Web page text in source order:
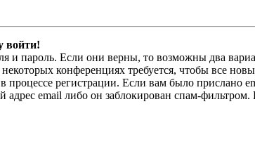
войти!
и пароль. Если они верны, то возможны два
конференциях требуется, чтобы все
процессе регистрации. Если вам было
email либо он заблокирован спам-